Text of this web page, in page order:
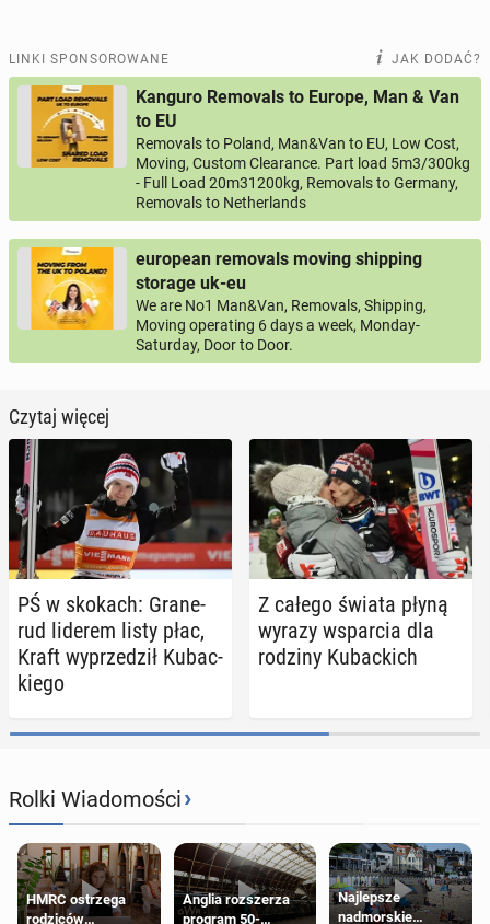
LINKI SPONSOROWANE JAK DODAĆ?
Kanguro Removals to Europe, Man & Van
to EU
Removals to Poland, Man&Van to EU, Low Cost,
Moving, Custom Clearance. Part load 5m3/300kg
- Full Load 20m31200kg, Removals to Germany,
Removals to Netherlands
european removals moving shipping
storage uk-eu
We are No1 Man&Van, Removals, Shipping,
Moving operating 6 days a week, Monday-
Saturday, Door to Door.
Czytaj więcej
PŚ w skokach: Gra­ne­
rud liderem listy płac,
Kraft wy­prze­dził Ku­bac­
kie­go
Z całego świata płyną
wyrazy wspar­cia dla
rodziny Ku­bac­kich
Rolki Wiadomości›
HMRC ostrzega
rodziców
Anglia rozszerza
program 50-
Najlepsze
nadmorskie